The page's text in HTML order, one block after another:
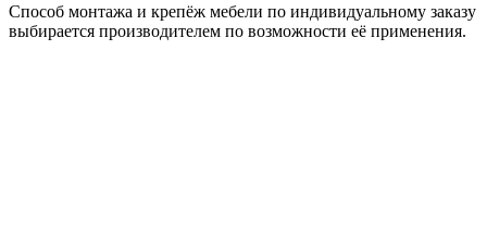
Способ монтажа и крепёж мебели по индивидуальному заказу
выбирается производителем по возможности её применения.